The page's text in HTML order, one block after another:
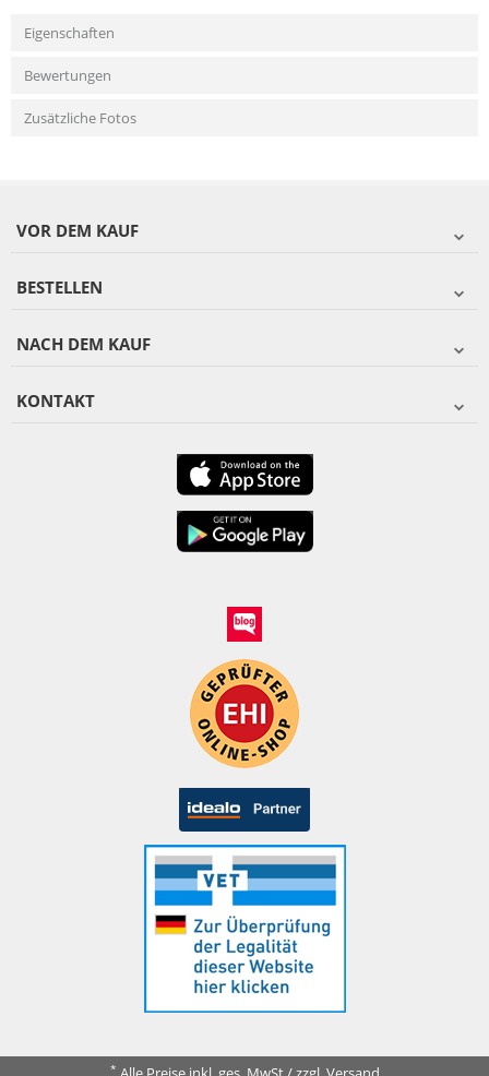
Eigenschaften
Bewertungen
Zusätzliche Fotos
VOR DEM KAUF
BESTELLEN
NACH DEM KAUF
KONTAKT
*